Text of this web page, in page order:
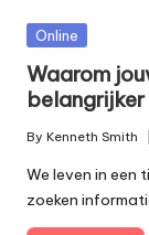
Posted
Online
Waarom
Posted
by
By Kenneth Smith
We leven in een
zoeken